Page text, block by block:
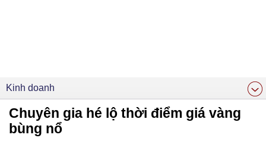
Kinh doanh
Chuyên gia hé lộ thời điểm giá vàng
bùng nổ